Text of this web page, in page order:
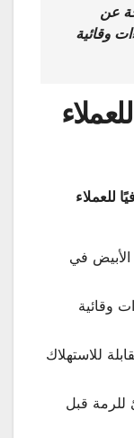
عن
وقائية
للعملاء
في
وقائية
للاستهلاك
للرمة قبل